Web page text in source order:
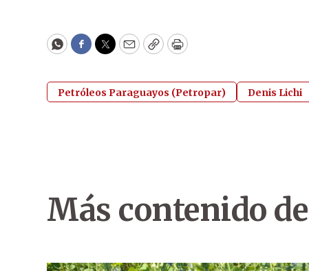
WhatsApp
Facebook
Twitter
EmailCopyPrint
Petróleos Paraguayos (Petropar) Denis Lichi
Más contenido